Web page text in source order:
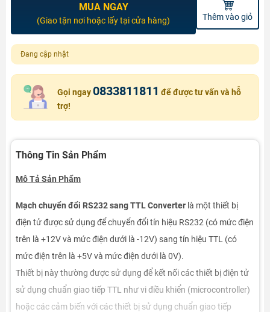
MUA NGAY
(Giao tận nơi hoặc lấy tại cửa hàng) Thêm vào giỏ
Đang cập nhật
Gọi ngay 0833811811 để được tư vấn và hỗ
trợ!
Thông Tin Sản Phẩm
Mô Tả Sản Phẩm
Mạch chuyển đổi RS232 sang TTL Converter là một thiết bị
điện tử được sử dụng để chuyển đổi tín hiệu RS232 (có mức điện
trên là +12V và mức điện dưới là -12V) sang tín hiệu TTL (có
mức điện trên là +5V và mức điện dưới là 0V).
Thiết bị này thường được sử dụng để kết nối các thiết bị điện tử
sử dụng chuẩn giao tiếp TTL như vi điều khiển (microcontroller)
hoặc các cảm biến với các thiết bị sử dụng chuẩn giao tiếp